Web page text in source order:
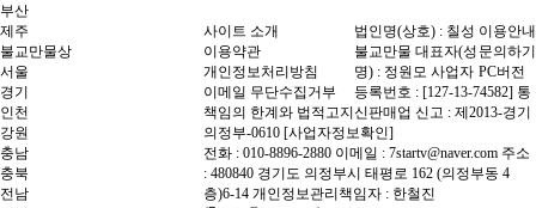
부산
제주
불교만물상
서울
경기
인천
강원
충남
충북
전남
사이트 소개
이용약관
개인정보처리방침
이메일 무단수집거부
책임의 한계와 법적고지
이용안내
문의하기
PC버전
법인명(상호) : 칠성
불교만물 대표자(성
명) : 정원모 사업자
등록번호 : [127-13-74582] 통
신판매업 신고 : 제2013-경기
의정부-0610 [사업자정보확인]
전화 : 010-8896-2880 이메일 : 7startv@naver.com 주소
: 480840 경기도 의정부시 태평로 162 (의정부동 4
층)6-14 개인정보관리책임자 : 한철진